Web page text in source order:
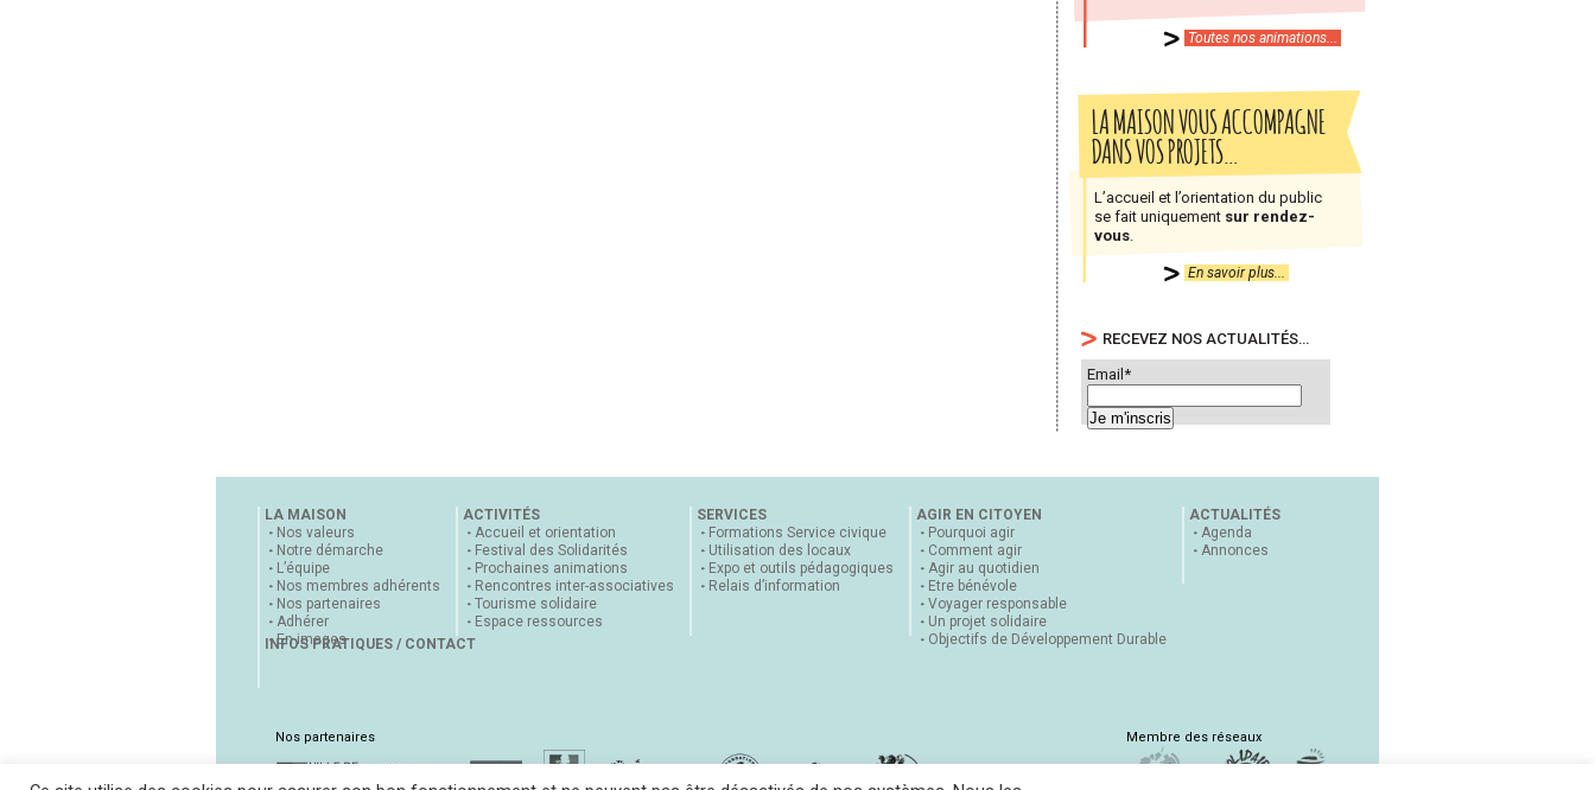
Toutes nos animations...
LA MAISON VOUS ACCOMPAGNE
DANS VOS PROJETS…
L’accueil et l’orientation du public
se fait uniquement sur rendez-
vous
En savoir plus...
RECEVEZ NOS ACTUALITÉS…
Email*
LA MAISON
Nos valeurs
Notre démarche
L’équipe
Nos membres adhérents
Nos partenaires
Adhérer
En images
ACTIVITÉS
Accueil et orientation
Festival des Solidarités
Prochaines animations
Rencontres inter-associatives
Tourisme solidaire
Espace ressources
SERVICES
Formations Service civique
Utilisation des locaux
Expo et outils pédagogiques
Relais d’information
AGIR EN CITOYEN
Pourquoi agir
Comment agir
Agir au quotidien
Etre bénévole
Voyager responsable
Un projet solidaire
Objectifs de Développement Durable
ACTUALITÉS
Agenda
Annonces
INFOS PRATIQUES / CONTACT
Nos partenaires Membre des réseaux